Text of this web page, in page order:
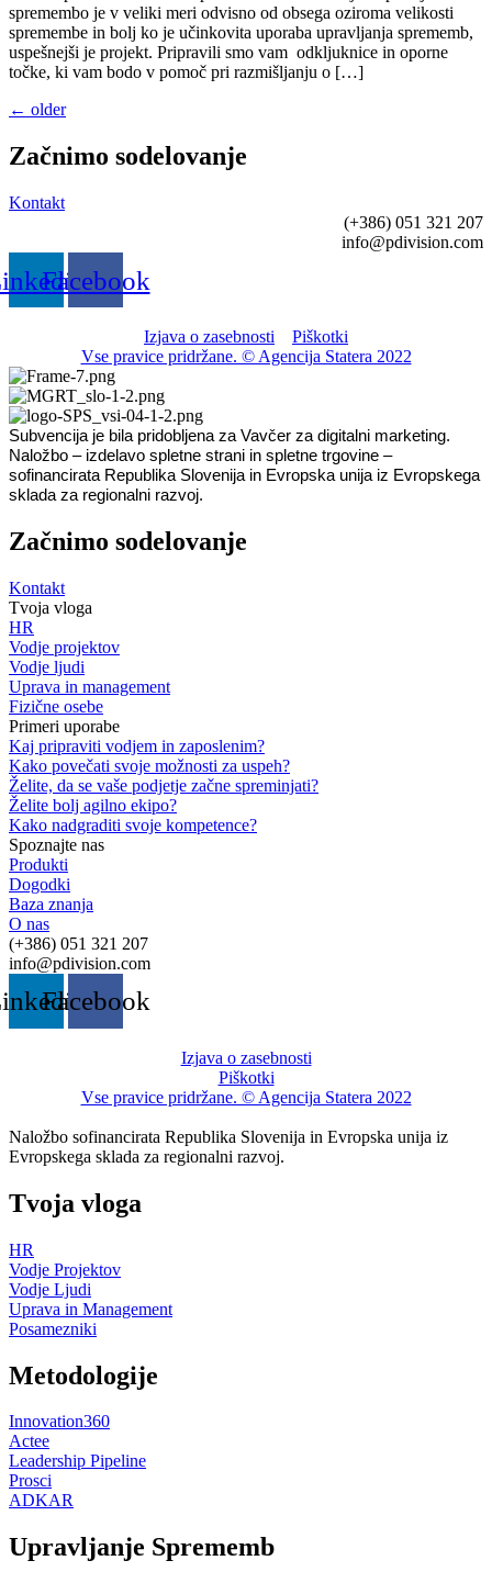
spremembo je v veliki meri odvisno od obsega oziroma velikosti
spremembe in bolj ko je učinkovita uporaba upravljanja sprememb,
uspešnejši je projekt. Pripravili smo vam odkljuknice in oporne
točke, ki vam bodo v pomoč pri razmišljanju o […]
← older
Začnimo sodelovanje
Kontakt
(+386) 051 321 207
info@pdivision.com
Facebook
Izjava o zasebnosti
Piškotki
Vse pravice pridržane. © Agencija Statera 2022
Subvencija je bila pridobljena za Vavčer za digitalni marketing.
Naložbo – izdelavo spletne strani in spletne trgovine –
sofinancirata Republika Slovenija in Evropska unija iz Evropskega
sklada za regionalni razvoj.
Začnimo sodelovanje
Kontakt
Tvoja vloga
HR
Vodje projektov
Vodje ljudi
Uprava in management
Fizične osebe
Primeri uporabe
Kaj pripraviti vodjem in zaposlenim?
Kako povečati svoje možnosti za uspeh?
Želite, da se vaše podjetje začne spreminjati?
Želite bolj agilno ekipo?
Kako nadgraditi svoje kompetence?
Spoznajte nas
Produkti
Dogodki
Baza znanja
O nas
(+386) 051 321 207
info@pdivision.com
Facebook
Izjava o zasebnosti
Piškotki
Vse pravice pridržane. © Agencija Statera 2022
Naložbo sofinancirata Republika Slovenija in Evropska unija iz
Evropskega sklada za regionalni razvoj.
Tvoja vloga
HR
Vodje Projektov
Vodje Ljudi
Uprava in Management
Posamezniki
Metodologije
Innovation360
Actee
Leadership Pipeline
Prosci
ADKAR
Upravljanje Sprememb